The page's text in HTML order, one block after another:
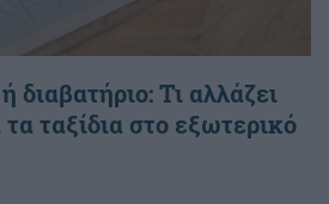
διαβατήριο: Τι αλλάζει
ταξίδια στο εξωτερικό